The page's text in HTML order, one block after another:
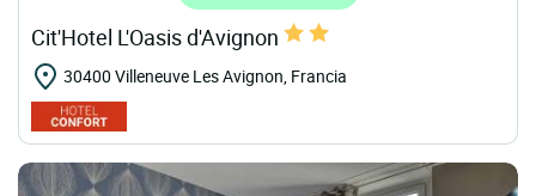
Cit'Hotel L'Oasis d'Avignon
30400 Villeneuve Les Avignon, Francia